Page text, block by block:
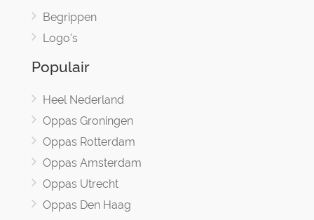
Begrippen
Logo's
Populair
Heel Nederland
Oppas Groningen
Oppas Rotterdam
Oppas Amsterdam
Oppas Utrecht
Oppas Den Haag